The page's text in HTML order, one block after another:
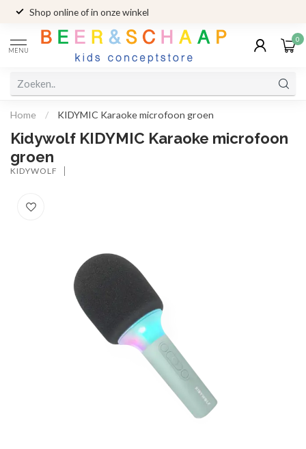
Shop online of in onze winkel
MENU
0
Home / KIDYMIC Karaoke microfoon groen
Kidywolf KIDYMIC Karaoke microfoon
groen
KIDYWOLF